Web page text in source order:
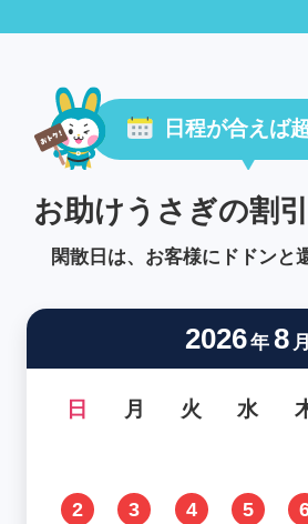
日程が合えば
お助けうさぎの割
閑散日は、お客様にドドンと
2026年 8 月
日 月 火 水
2 3 4 5